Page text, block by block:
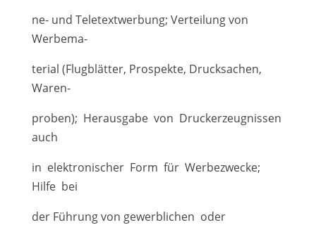
ne- und Teletextwerbung; Verteilung von
Werbema-
terial (Flugblätter, Prospekte, Drucksachen,
Waren-
proben); Herausgabe von Druckerzeugnissen
auch
in elektronischer Form für Werbezwecke;
Hilfe bei
der Führung von gewerblichen oder